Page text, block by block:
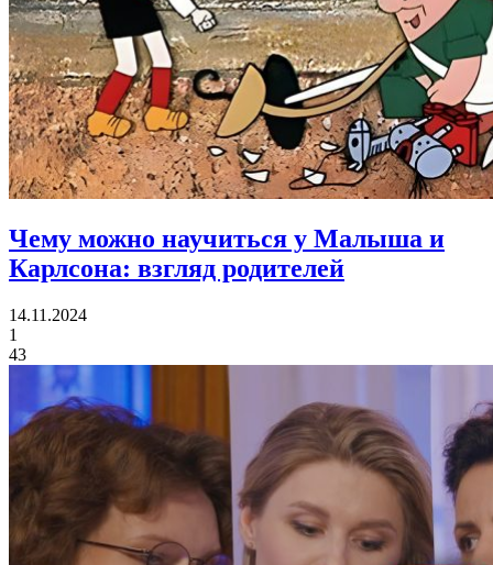
Чему можно научиться у Малыша и
Карлсона: взгляд родителей
14.11.2024
1
43